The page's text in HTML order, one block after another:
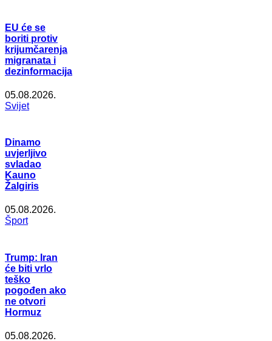
EU će se
boriti protiv
krijumčarenja
migranata i
dezinformacija
05.08.2026.
Svijet
Dinamo
uvjerljivo
svladao
Kauno
Žalgiris
05.08.2026.
Šport
Trump: Iran
će biti vrlo
teško
pogođen ako
ne otvori
Hormuz
05.08.2026.